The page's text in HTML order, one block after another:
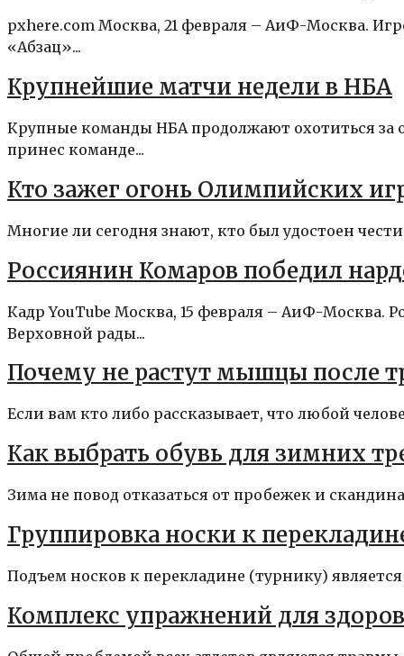
pxhere.com Москва, 21 февраля – АиФ-Москва.
«Абзац»...
Крупнейшие матчи недели в НБА
Крупные команды НБА продолжают охотиться за
принес команде...
Кто зажег огонь Олимпийских
Многие ли сегодня знают, кто был удостоен
Россиянин Комаров победил
Кадр YouTube Москва, 15 февраля – АиФ-Москва.
Верховной рады...
Почему не растут мышцы после
Если вам кто либо рассказывает, что любой
Как выбрать обувь для зимних
Зима не повод отказаться от пробежек и
Группировка носки к
Подъем носков к перекладине (турнику)
Комплекс упражнений для